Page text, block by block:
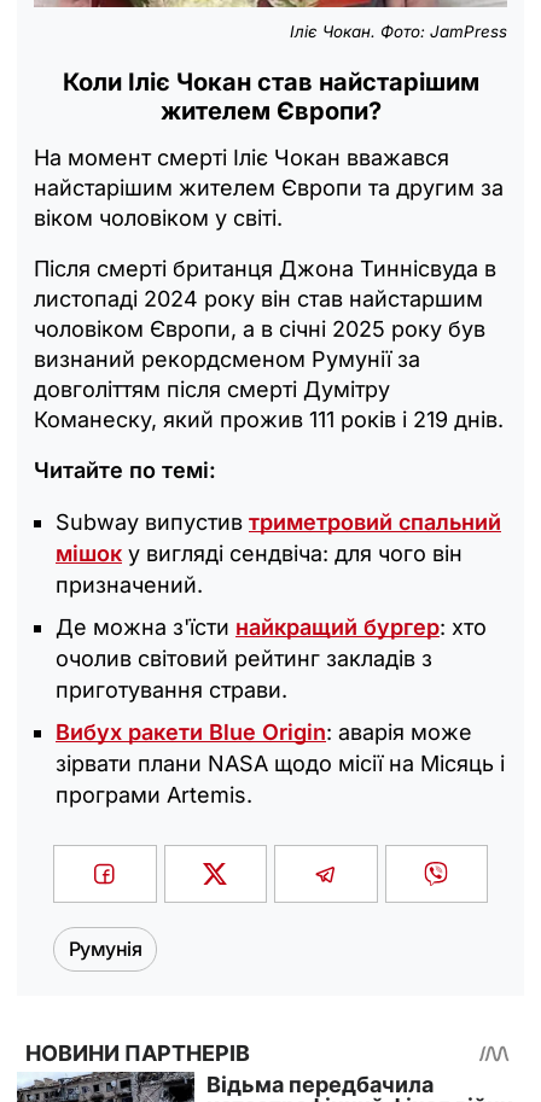
Іліє Чокан. Фото: JamPress
Коли Іліє Чокан став найстарішим
жителем Європи?
На момент смерті Іліє Чокан вважався
найстарішим жителем Європи та другим за
віком чоловіком у світі.
Після смерті британця Джона Тиннісвуда в
листопаді 2024 року він став найстаршим
чоловіком Європи, а в січні 2025 року був
визнаний рекордсменом Румунії за
довголіттям після смерті Думітру
Команеску, який прожив 111 років і 219 днів.
Читайте по темі:
Subway випустив триметровий спальний
мішок у вигляді сендвіча: для чого він
призначений.
Де можна з'їсти найкращий бургер: хто
очолив світовий рейтинг закладів з
приготування страви.
Вибух ракети Blue Origin: аварія може
зірвати плани NASA щодо місії на Місяць і
програми Artemis.
Румунія